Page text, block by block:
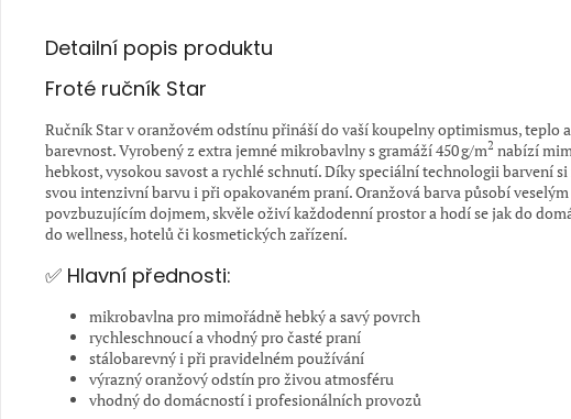
Detailní popis produktu
Froté ručník Star
Ručník Star v oranžovém odstínu přináší do vaší koupelny optimismus, teplo
barevnost. Vyrobený z extra jemné mikrobavlny s gramáží 450 g/m2 nabízí
hebkost, vysokou savost a rychlé schnutí. Díky speciální technologii barvení si
svou intenzivní barvu i při opakovaném praní. Oranžová barva působí veselým
povzbuzujícím dojmem, skvěle oživí každodenní prostor a hodí se jak do
do wellness, hotelů či kosmetických zařízení.
✅ Hlavní přednosti:
mikrobavlna pro mimořádně hebký a savý povrch
rychleschnoucí a vhodný pro časté praní
stálobarevný i při pravidelném používání
výrazný oranžový odstín pro živou atmosféru
vhodný do domácností i profesionálních provozů